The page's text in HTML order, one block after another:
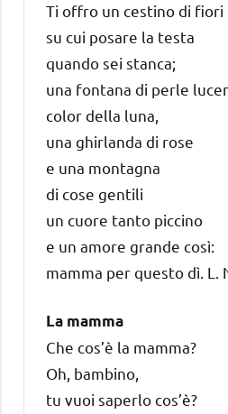
Ti offro un cestino di fiori
su cui posare la testa
quando sei stanca;
una fontana di perle
color della luna,
una ghirlanda di rose
e una montagna
di cose gentili
un cuore tanto piccino
e un amore grande così:
mamma per questo dì. L.
La mamma
Che cos’è la mamma?
Oh, bambino,
tu vuoi saperlo cos’è?